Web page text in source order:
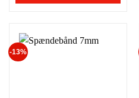
-13%